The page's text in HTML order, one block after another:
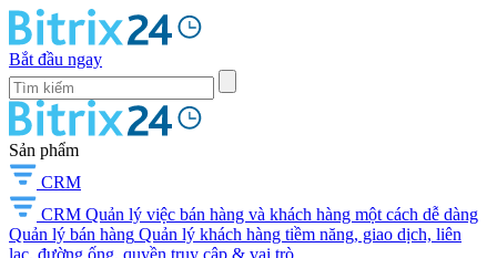
Bắt đầu ngay
Sản phẩm
CRM
CRM Quản lý việc bán hàng và khách hàng một cách dễ dàng
Quản lý bán hàng Quản lý khách hàng tiềm năng, giao dịch, liên
lạc, đường ống, quyền truy cập & vai trò